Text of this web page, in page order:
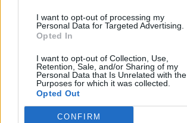
I want to opt-out of processing my
Personal Data for Targeted Advertising.
Opted In
I want to opt-out of Collection, Use,
Retention, Sale, and/or Sharing of my
Personal Data that Is Unrelated with the
Purposes for which it was collected.
Opted Out
CONFIRM
X